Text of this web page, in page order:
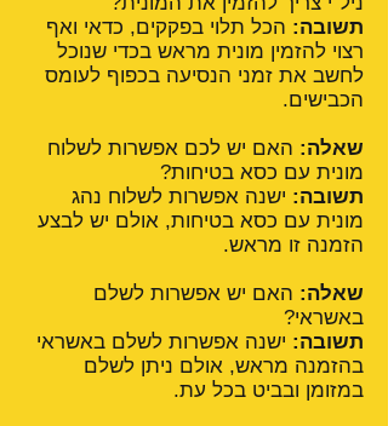
תשובה: הכל תלוי בפקקים, כדאי ואף
רצוי להזמין מונית מראש בכדי שנוכל
לחשב את זמני הנסיעה בכפוף לעומס
הכבישים.
שאלה: האם יש לכם אפשרות לשלוח
מונית עם כסא בטיחות?
תשובה: ישנה אפשרות לשלוח נהג
מונית עם כסא בטיחות, אולם יש לבצע
הזמנה זו מראש.
שאלה: האם יש אפשרות לשלם
באשראי?
תשובה: ישנה אפשרות לשלם באשראי
בהזמנה מראש, אולם ניתן לשלם
במזומן ובביט בכל עת.